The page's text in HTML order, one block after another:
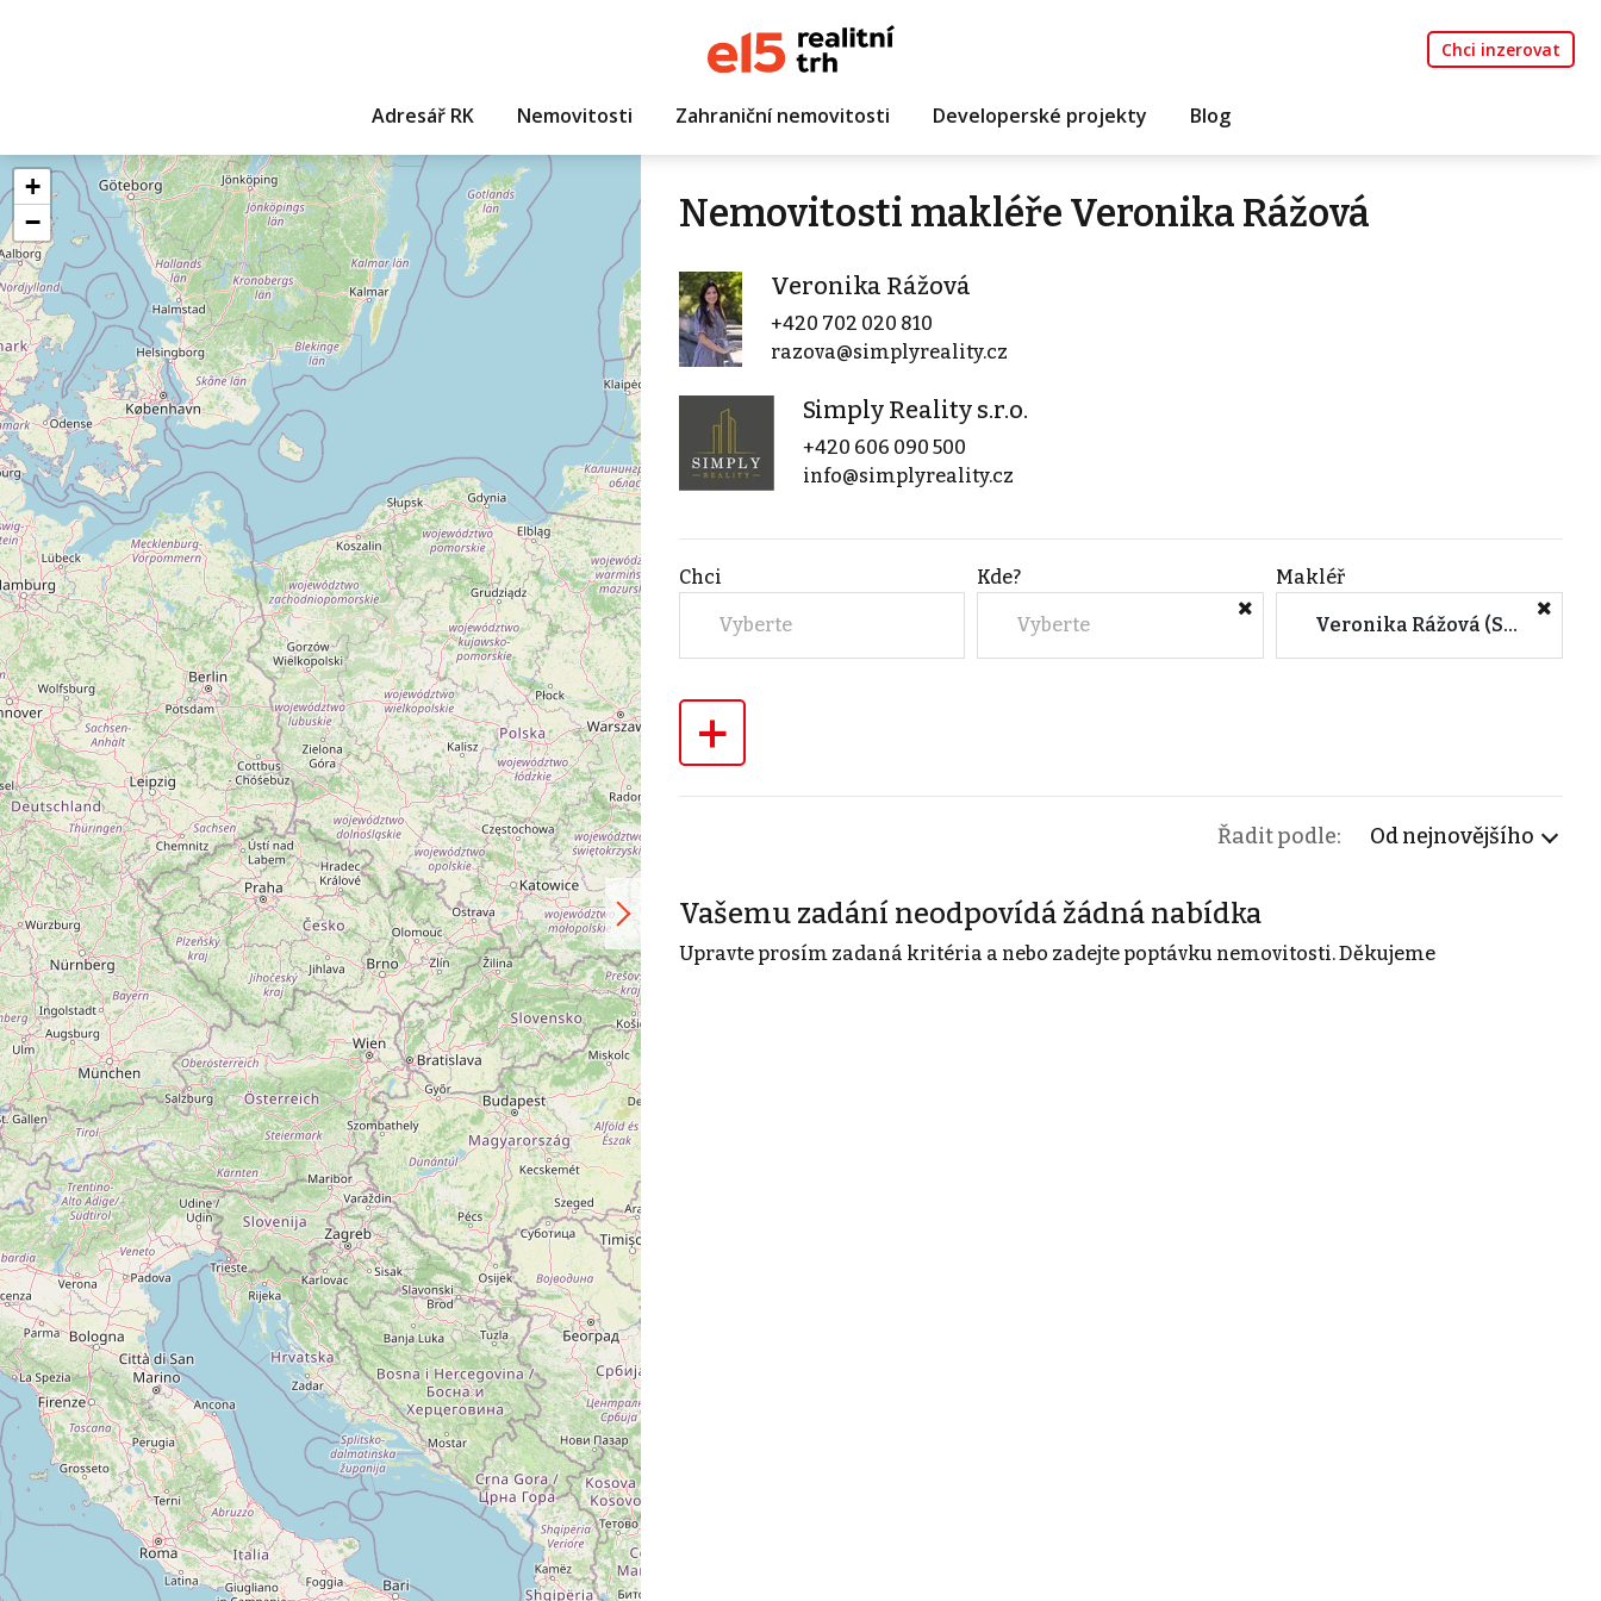
Chci inzerovat
Adresář RK Nemovitosti Zahraniční nemovitosti Developerské projekty Blog
+
−
Nemovitosti makléře Veronika Rážová
Veronika Rážová
+420 702 020 810
razova@simplyreality.cz
Simply Reality s.r.o.
+420 606 090 500
info@simplyreality.cz
Chci
Vyberte
Kde?
Vyberte
Makléř
Veronika Rážová (Simply Reality s.r.o.)
+
Řadit podle: Od nejnovějšího
Vašemu zadání neodpovídá žádná nabídka
Upravte prosím zadaná kritéria a nebo zadejte poptávku nemovitosti. Děkujeme